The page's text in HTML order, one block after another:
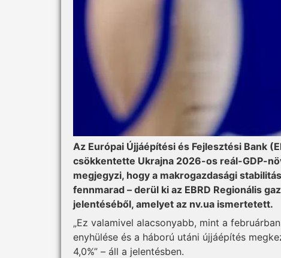
Az Európai Újjáépítési és Fejlesztési Bank
csökkentette Ukrajna 2026-os reál-GDP-
megjegyzi, hogy a makrogazdasági
fennmarad – derül ki az EBRD Regionális
jelentéséből, amelyet az nv.ua ismertetett.
„Ez valamivel alacsonyabb, mint a
enyhülése és a háború utáni újjáépítés
4,0%” – áll a jelentésben.